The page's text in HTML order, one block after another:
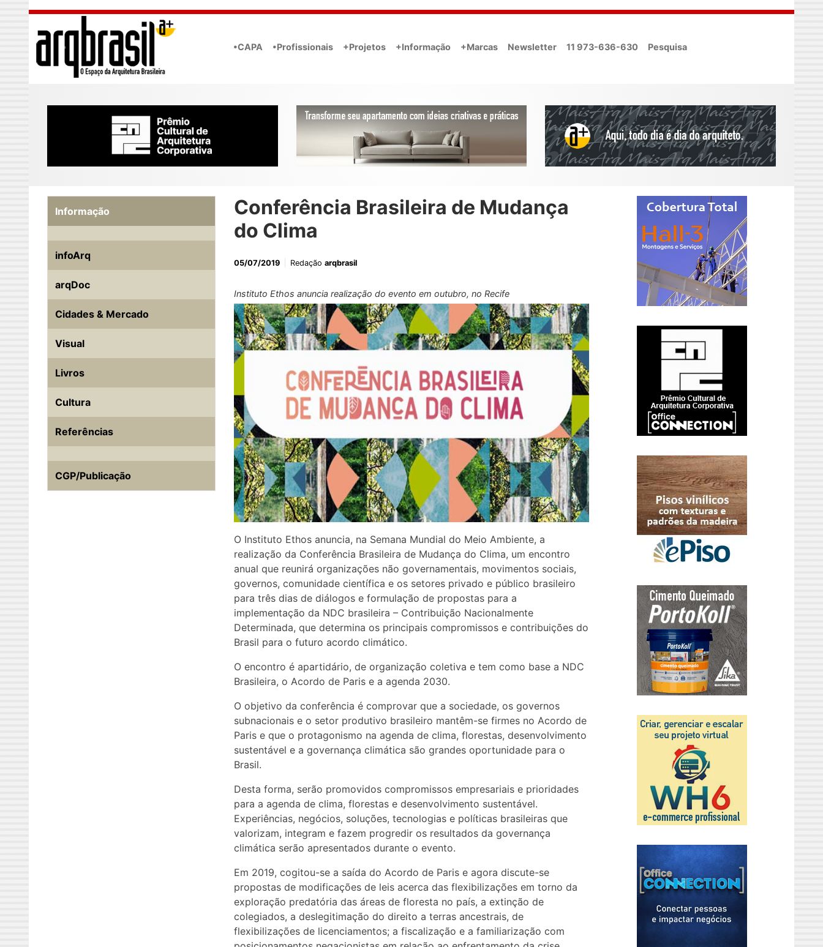
Skip to main content
•CAPA •Profissionais +Projetos +Informação +Marcas Newsletter 11 973-636-630 Pesquisa
Conferência Brasileira de Mudança
do Clima
05/07/2019 Redação arqbrasil
Instituto Ethos anuncia realização do evento em outubro, no Recife
O Instituto Ethos anuncia, na Semana Mundial do Meio Ambiente, a
realização da Conferência Brasileira de Mudança do Clima, um encontro
anual que reunirá organizações não governamentais, movimentos sociais,
governos, comunidade científica e os setores privado e público brasileiro
para três dias de diálogos e formulação de propostas para a
implementação da NDC brasileira – Contribuição Nacionalmente
Determinada, que determina os principais compromissos e contribuições do
Brasil para o futuro acordo climático.
O encontro é apartidário, de organização coletiva e tem como base a NDC
Brasileira, o Acordo de Paris e a agenda 2030.
O objetivo da conferência é comprovar que a sociedade, os governos
subnacionais e o setor produtivo brasileiro mantêm-se firmes no Acordo de
Paris e que o protagonismo na agenda de clima, florestas, desenvolvimento
sustentável e a governança climática são grandes oportunidade para o
Brasil.
Desta forma, serão promovidos compromissos empresariais e prioridades
para a agenda de clima, florestas e desenvolvimento sustentável.
Experiências, negócios, soluções, tecnologias e políticas brasileiras que
valorizam, integram e fazem progredir os resultados da governança
climática serão apresentados durante o evento.
Em 2019, cogitou-se a saída do Acordo de Paris e agora discute-se
propostas de modificações de leis acerca das flexibilizações em torno da
exploração predatória das áreas de floresta no país, a extinção de
colegiados, a deslegitimação do direito a terras ancestrais, de
flexibilizações de licenciamentos; a fiscalização e a familiarização com
Informação
infoArq
arqDoc
Cidades & Mercado
Visual
Livros
Cultura
Referências
CGP/Publicação